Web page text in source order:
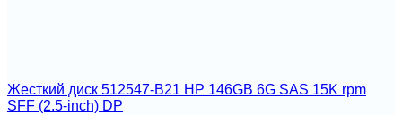
Жесткий диск 512547-B21 HP 146GB 6G SAS 15K rpm
SFF (2.5-inch) DP